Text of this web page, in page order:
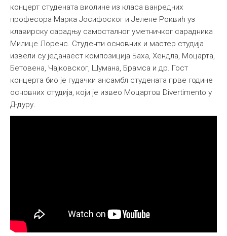
Издаваштво
Библиотека
Студенти
Међународна
концерт студената виолине из класа ванредних
професора Марка Јосифоског и Јелене Роквић уз
клавирску сарадњу самосталног уметничког сарадника
Милице Лоренс. Студенти основних и мастер студија
извели су једанаест композиција Баха, Хендла, Моцарта,
Бетовена, Чајковског, Шумана, Брамса и др. Гост
концерта био је гудачки ансамбл студената прве године
основних студија, који је извео Моцартов Divertimento у
Д-дуру.